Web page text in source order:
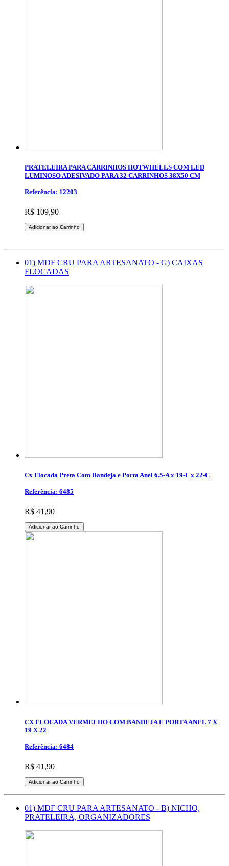
PRATELEIRA PARA CARRINHOS HOTWHELLS COM LED
LUMINOSO ADESIVADO PARA 32 CARRINHOS 38X50 CM
Referência: 12203
R$ 109,90
Adicionar ao Carrinho
01) MDF CRU PARA ARTESANATO - G) CAIXAS
FLOCADAS
Cx Flocada Preta Com Bandeja e Porta Anel 6.5-A x 19-L x 22-C
Referência: 6485
R$ 41,90
Adicionar ao Carrinho
CX FLOCADA VERMELHO COM BANDEJA E PORTA ANEL 7 X
19 X 22
Referência: 6484
R$ 41,90
Adicionar ao Carrinho
01) MDF CRU PARA ARTESANATO - B) NICHO,
PRATELEIRA, ORGANIZADORES